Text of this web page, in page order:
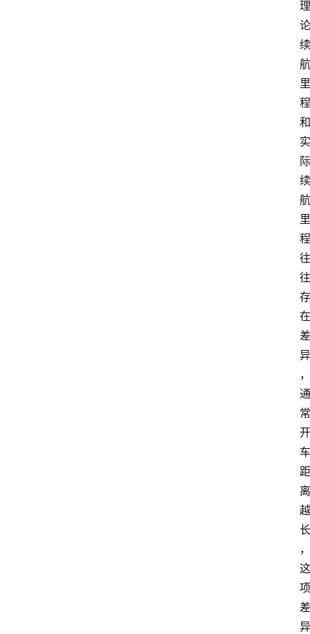
理
论
续
航
里
程
和
实
际
续
航
里
程
往
往
存
在
差
异
，
通
常
开
车
距
离
越
长
，
这
项
差
异